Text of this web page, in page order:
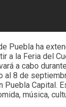
Puebla ha
a la Feria del
a cabo
al 8 de
Puebla Capital.
música,